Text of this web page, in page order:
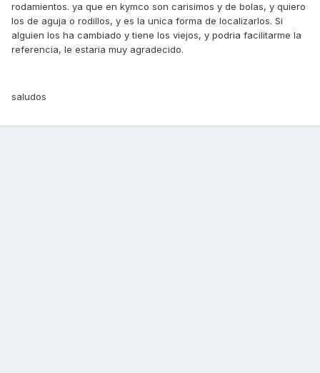
rodamientos. ya que en kymco son carisimos y de bolas, y quiero
los de aguja o rodillos, y es la unica forma de localizarlos. Si
alguien los ha cambiado y tiene los viejos, y podria facilitarme la
referencia, le estaria muy agradecido.
saludos